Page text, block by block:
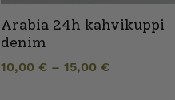
Arabia 24h kahvikuppi
denim
10,00 €– 15,00 €